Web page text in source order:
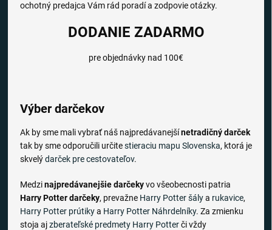
ochotný predajca Vám rád poradí a zodpovie otázky.
DODANIE ZADARMO
pre objednávky nad 100€
Výber darčekov
Ak by sme mali vybrať náš najpredávanejšínetradičný darček
tak by sme odporučili určitestieraciu mapu Slovenska, ktorá je
skvelýdarček pre cestovateľov.
Medzinajpredávanejšie darčekyvo všeobecnosti patria
Harry Potter darčeky, prevažne Harry Potter šálya rukavice,
Harry Potter prútikya Harry Potter Náhrdelníky. Za zmienku
stoja ajzberateľské predmety Harry Potterči vždy